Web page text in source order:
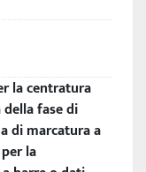
intuitiva e
altamente personalizzabile, ideale per chi cerca
. la centratura
fase di
di marcatura a
la